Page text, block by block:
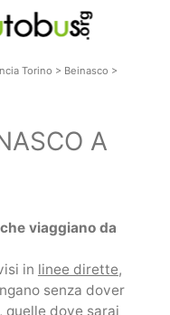
Torino > Beinasco >
A
viaggiano da
in linee dirette,
senza dover
quelle dove sarai